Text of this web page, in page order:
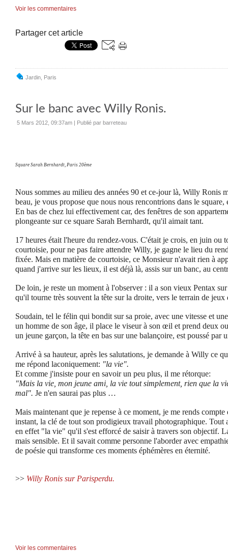
Voir les commentaires
Partager cet article
Jardin Paris
Sur le banc avec Willy Ronis.
5 Mars 2012, 09:37am | Publié par barreteau
Square Sarah Bernhardt, Paris 20ème
Nous sommes au milieu des années 90 et ce-jour là, Willy Ronis
beau, je vous propose que nous nous rencontrions dans le
En bas de chez lui effectivement car, des fenêtres de son
plongeante sur ce square Sarah Bernhardt, qu'il aimait tant.
17 heures était l'heure du rendez-vous. C'était je crois, en juin ou
courtoisie, pour ne pas faire attendre Willy, je gagne le lieu du
fixée. Mais en matière de courtoisie, ce Monsieur n'avait rien à
quand j'arrive sur les lieux, il est déjà là, assis sur un banc, au
De loin, je reste un moment à l'observer : il a son vieux Pentax
qu'il tourne très souvent la tête sur la droite, vers le terrain de jeux
Soudain, tel le félin qui bondit sur sa proie, avec une vitesse et
un homme de son âge, il place le viseur à son œil et prend deux
un jeune garçon, la tête en bas sur une balançoire, est poussé
Arrivé à sa hauteur, après les salutations, je demande à Willy ce
me répond laconiquement: "la vie".
Et comme j'insiste pour en savoir un peu plus, il me rétorque:
"Mais la vie, mon jeune ami, la vie tout simplement, rien que la
mal". Je n'en saurai pas plus …
Mais maintenant que je repense à ce moment, je me rends
instant, la clé de tout son prodigieux travail photographique. Tout
en effet "la vie" qu'il s'est efforcé de saisir à travers son objectif.
mais sensible. Et il savait comme personne l'aborder avec
de poésie qui transforme ces moments éphémères en éternité.
>> Willy Ronis sur Parisperdu.
Voir les commentaires